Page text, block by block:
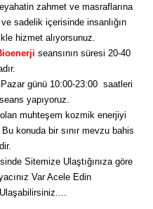
zahmet ve masraflarına
sadelik içerisinde insanlığın
hizmet alıyorsunuz.
seansının süresi 20-40
günü 10:00-23:00 saatleri
yapıyoruz.
muhteşem kozmik enerjiyi
konuda bir sınır mevzu bahis
Sitemize Ulaştığınıza göre
Var Acele Edin